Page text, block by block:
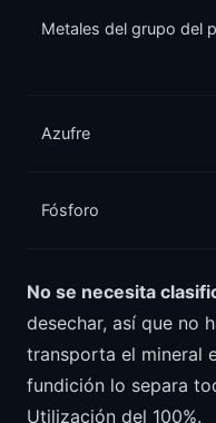
Metales del grupo del
Azufre
Fósforo
No se necesita
desechar, así que no
transporta el mineral
fundición lo separa
Utilización del 100%.